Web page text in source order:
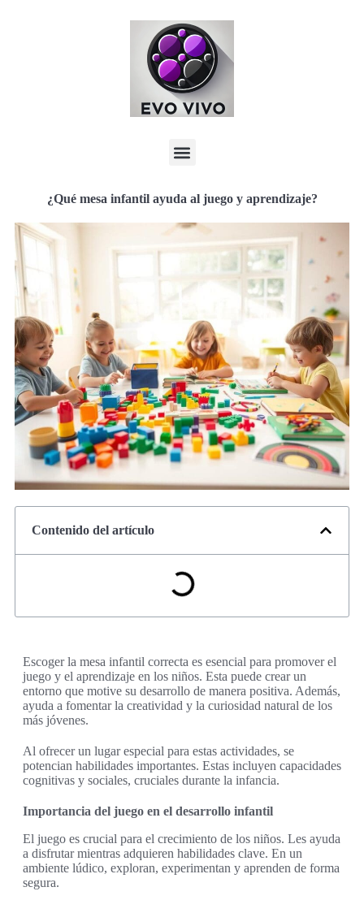
¿Qué mesa infantil ayuda al juego y aprendizaje?
Contenido del artículo
Escoger la mesa infantil correcta es esencial para promover el
juego y el aprendizaje en los niños. Esta puede crear un
entorno que motive su desarrollo de manera positiva. Además,
ayuda a fomentar la creatividad y la curiosidad natural de los
más jóvenes.
Al ofrecer un lugar especial para estas actividades, se
potencian habilidades importantes. Estas incluyen capacidades
cognitivas y sociales, cruciales durante la infancia.
Importancia del juego en el desarrollo infantil
El juego es crucial para el crecimiento de los niños. Les ayuda
a disfrutar mientras adquieren habilidades clave. En un
ambiente lúdico, exploran, experimentan y aprenden de forma
segura.